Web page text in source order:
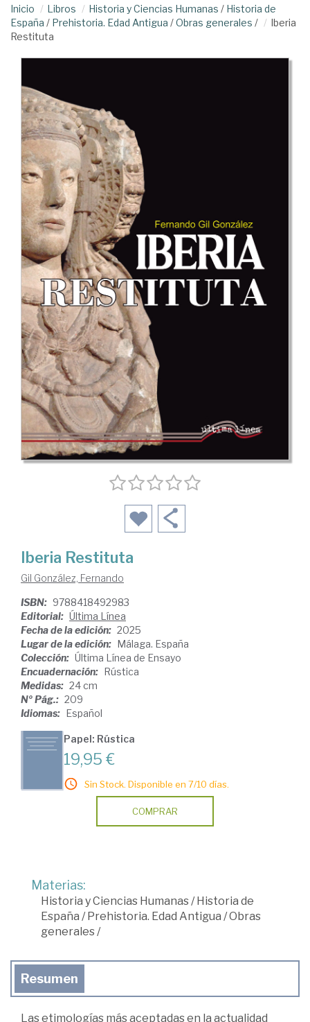
Inicio Libros Historia y Ciencias Humanas / Historia de
España / Prehistoria. Edad Antigua /Obras generales /
Iberia
Restituta
Iberia Restituta
Gil González, Fernando
ISBN: 9788418492983
Editorial: Última Línea
Fecha de la edición: 2025
Lugar de la edición:
Málaga. España
Colección: Última Línea de Ensayo
Encuadernación:
Rústica
Medidas: 24 cm
Nº Pág.: 209
Idiomas:
Español
Papel: Rústica
19,95 €
Sin Stock. Disponible en 7/10 días.
COMPRAR
Materias:
Historia y Ciencias Humanas/ Historia de
España / Prehistoria. Edad Antigua /Obras
generales/
Resumen
Las etimologías más aceptadas en la actualidad